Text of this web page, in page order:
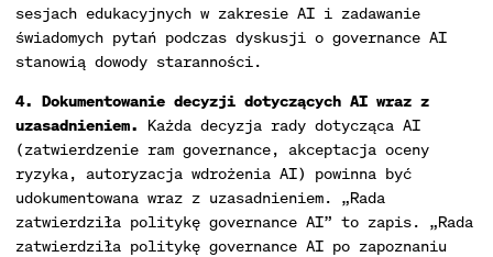
sesjach edukacyjnych w zakresie AI i zadawanie
świadomych pytań podczas dyskusji o governance AI
stanowią dowody staranności.
4. Dokumentowanie decyzji dotyczących AI wraz z
uzasadnieniem. Każda decyzja rady dotycząca AI
(zatwierdzenie ram governance, akceptacja oceny
ryzyka, autoryzacja wdrożenia AI) powinna być
udokumentowana wraz z uzasadnieniem. „Rada
zatwierdziła politykę governance AI” to zapis. „Rada
zatwierdziła politykę governance AI po zapoznaniu